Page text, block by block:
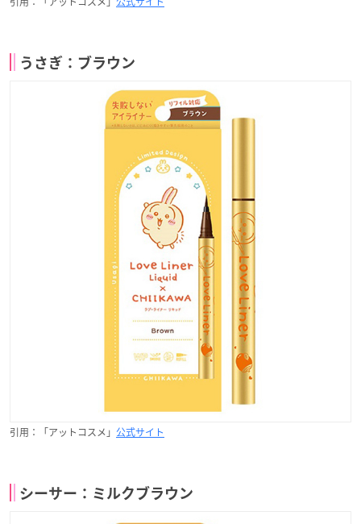
うさぎ：ブラウン
引用：「アットコスメ」 公式サイト
シーサー：ミルクブラウン